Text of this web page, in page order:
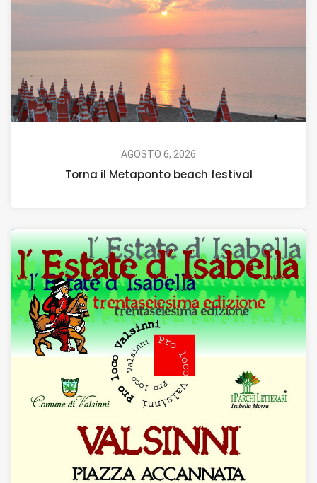
AGOSTO 6, 2026
Torna il Metaponto beach festival